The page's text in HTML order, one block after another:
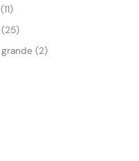
11
25
2